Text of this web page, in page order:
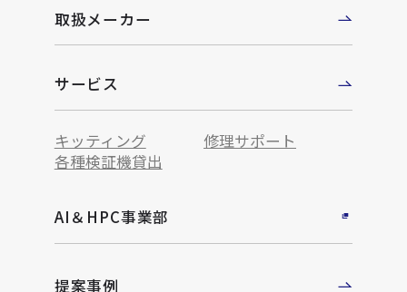
取扱メーカー
サービス
キッティング
修理サポート
各種検証機貸出
AI＆HPC事業部
提案事例